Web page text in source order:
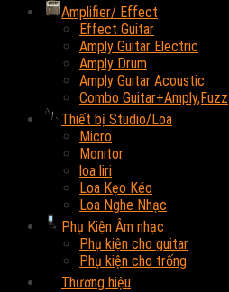
Amplifier/ Effect
Effect Guitar
Amply Guitar Electric
Amply Drum
Amply Guitar Acoustic
Combo Guitar+Amply,Fuzz
Thiết bị Studio/Loa
Micro
Monitor
loa liri
Loa Kẹo Kéo
Loa Nghe Nhạc
Phụ Kiện Âm nhạc
Phụ kiện cho guitar
Phụ kiện cho trống
Thương hiệu